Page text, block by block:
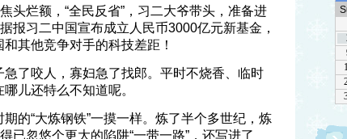
头烂额，“全民反省”，习二大爷带头，准备进
报习二中国宣布成立人民币3000亿元新基金，
其他竞争对手的科技差距！
了咬人，寡妇急了找郎。平时不烧香、临时
儿还特么不知道呢。
的“大炼钢铁”一摸一样。炼了半个多世纪，炼
已忽悠个更大的陷阱“一带一路”，还写进了